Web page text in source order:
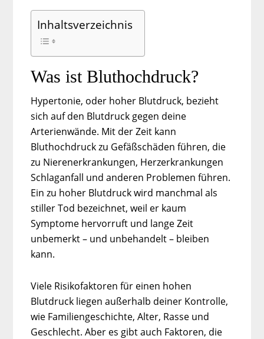
Inhaltsverzeichnis
Was ist Bluthochdruck?
Hypertonie, oder hoher Blutdruck, bezieht
sich auf den Blutdruck gegen deine
Arterienwände. Mit der Zeit kann
Bluthochdruck zu Gefäßschäden führen, die
zu Nierenerkrankungen, Herzerkrankungen
Schlaganfall und anderen Problemen führen.
Ein zu hoher Blutdruck wird manchmal als
stiller Tod bezeichnet, weil er kaum
Symptome hervorruft und lange Zeit
unbemerkt – und unbehandelt – bleiben
kann.
Viele Risikofaktoren für einen hohen
Blutdruck liegen außerhalb deiner Kontrolle,
wie Familiengeschichte, Alter, Rasse und
Geschlecht. Aber es gibt auch Faktoren, die